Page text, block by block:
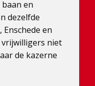
en
dezelfde
en
niet
de kazerne